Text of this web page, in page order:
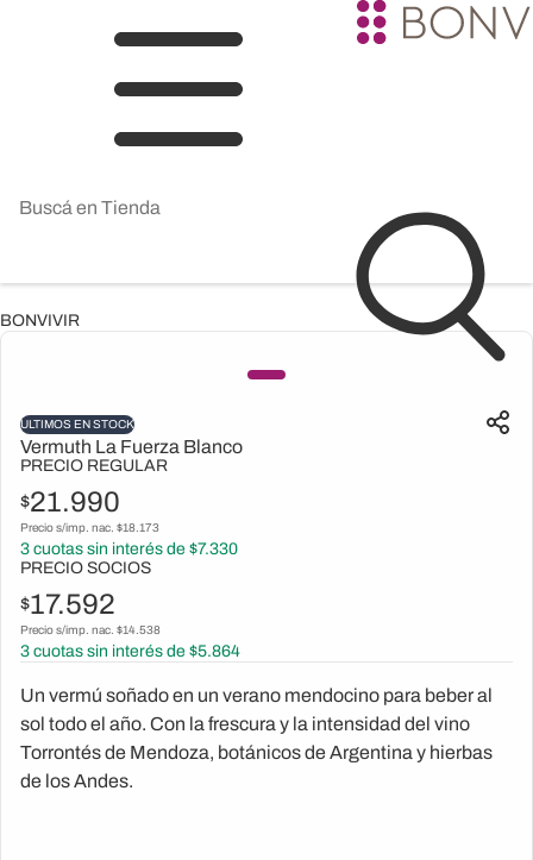
BONVIVIR
ULTIMOS EN STOCK
Vermuth La Fuerza Blanco
PRECIO REGULAR
$21.990
Precio s/imp. nac. $18.173
3 cuotas sin interés de $7.330
PRECIO SOCIOS
$17.592
Precio s/imp. nac. $14.538
3 cuotas sin interés de $5.864
Un vermú soñado en un verano mendocino para beber al
sol todo el año. Con la frescura y la intensidad del vino
Torrontés de Mendoza, botánicos de Argentina y hierbas
de los Andes.